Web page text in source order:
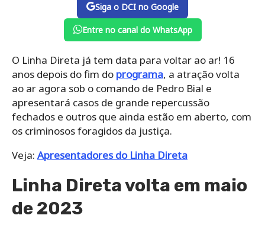
Siga o DCI no Google
Entre no canal do WhatsApp
O Linha Direta já tem data para voltar ao ar! 16
anos depois do fim do programa, a atração volta
ao ar agora sob o comando de Pedro Bial e
apresentará casos de grande repercussão
fechados e outros que ainda estão em aberto, com
os criminosos foragidos da justiça.
Veja: Apresentadores do Linha Direta
Linha Direta volta em maio
de 2023